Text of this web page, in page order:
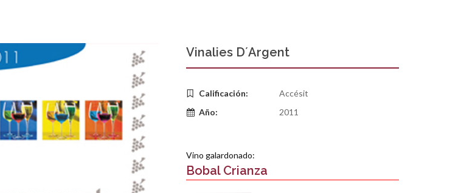
Vinalies D´Argent
Calificación:
Accésit
Año:
2011
Vino galardonado:
Bobal Crianza